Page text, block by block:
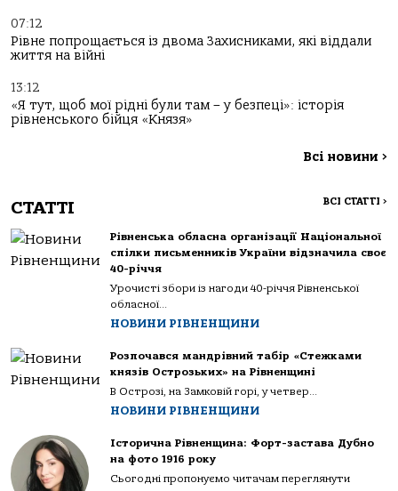
07:12
Рівне попрощається із двома Захисниками, які віддали
життя на війні
13:12
«Я тут, щоб мої рідні були там – у безпеці»: історія
рівненського бійця «Князя»
Всі новини >
СТАТТІ ВСІ СТАТТІ >
Рівненська обласна організації Національної
спілки письменників України відзначила своє
40-річчя
Урочисті збори із нагоди 40-річчя Рівненської
обласної...
НОВИНИ РІВНЕНЩИНИ
Розпочався мандрівний табір «Стежками
князів Острозьких» на Рівненщині
В Острозі, на Замковій горі, у четвер...
НОВИНИ РІВНЕНЩИНИ
Історична Рівненщина: Форт-застава Дубно
на фото 1916 року
Сьогодні пропонуємо читачам переглянути